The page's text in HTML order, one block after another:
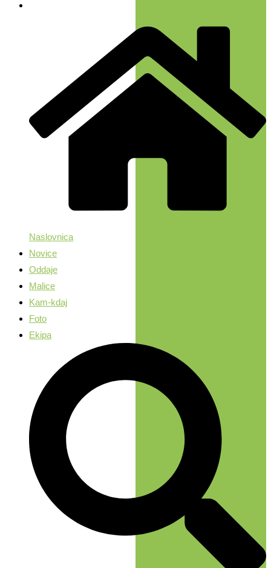
Naslovnica
Novice
Oddaje
Malice
Kam-kdaj
Foto
Ekipa